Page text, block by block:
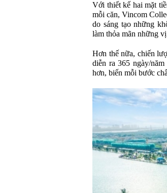
Với thiết kế hai mặt
mỗi căn, Vincom
do sáng tạo những
làm thỏa mãn những
Hơn thế nữa, chiến
diễn ra 365 ngày/
hơn, biến mỗi bước